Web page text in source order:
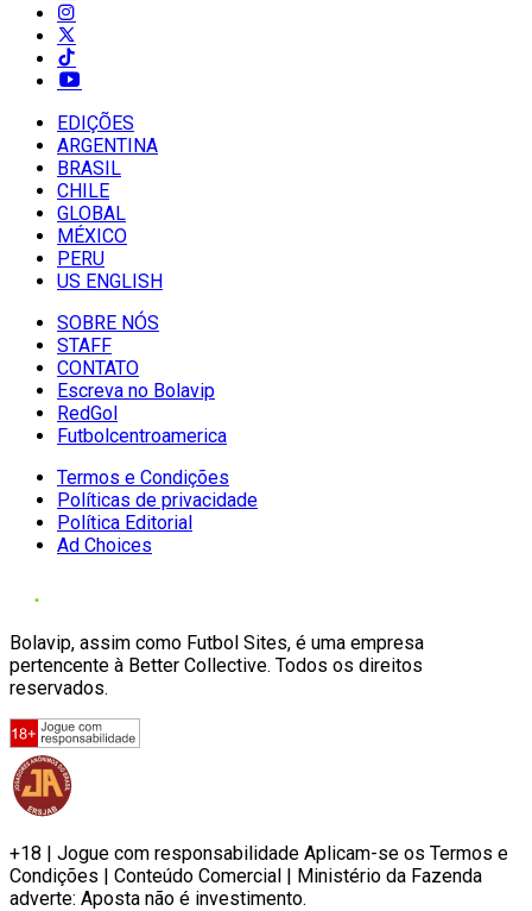
EDIÇÕES
ARGENTINA
BRASIL
CHILE
GLOBAL
MÉXICO
PERU
US ENGLISH
SOBRE NÓS
STAFF
CONTATO
Escreva no Bolavip
RedGol
Futbolcentroamerica
Termos e Condições
Políticas de privacidade
Política Editorial
Ad Choices
Bolavip, assim como Futbol Sites, é uma empresa
pertencente à Better Collective. Todos os direitos
reservados.
+18 | Jogue com responsabilidade Aplicam-se os Termos e
Condições | Conteúdo Comercial | Ministério da Fazenda
adverte: Aposta não é investimento.